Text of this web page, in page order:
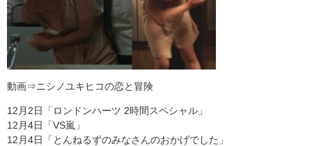
動画⇒ニシノユキヒコの恋と冒険
12月2日「ロンドンハーツ 2時間スペシャル」
12月4日「VS嵐」
12月4日「とんねるずのみなさんのおかげでした」